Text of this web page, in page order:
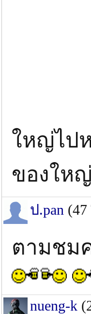
ใหญ่ไป
ของใหญ่
ป.pan (47
ตามชม
nueng-k